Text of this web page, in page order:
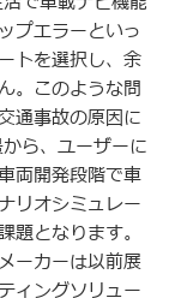
プエラーといっ
トを選択し、余
。このような問
通事故の原因に
ら、ユーザーに
両開発段階で車
リオシミュレー
題となります。
ーカーは以前展
ィングソリュー